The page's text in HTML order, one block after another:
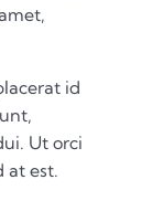
id
Ut orci
at est.